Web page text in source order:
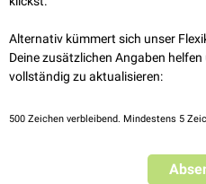
Alternativ kümmert sich unser
Deine zusätzlichen Angaben
vollständig zu aktualisieren:
500 Zeichen verbleibend. Mindestens 5